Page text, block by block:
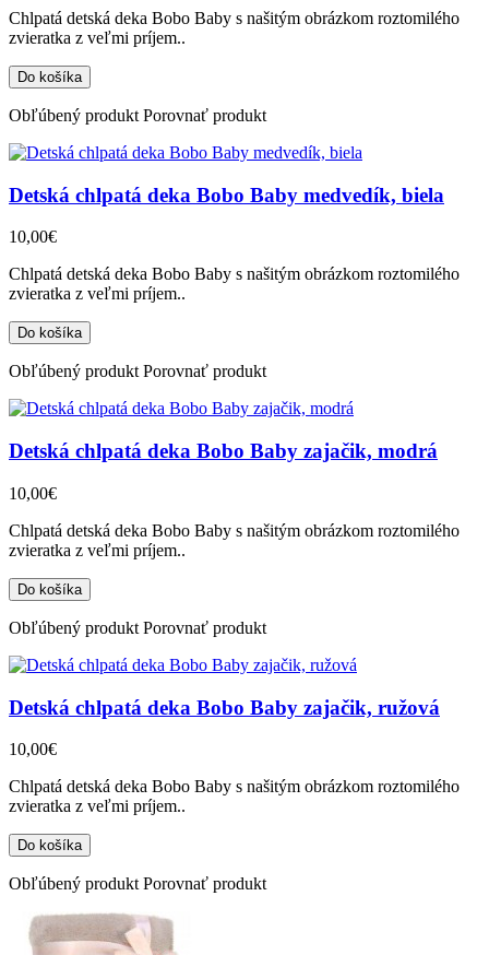
Chlpatá detská deka Bobo Baby s našitým obrázkom roztomilého
zvieratka z veľmi príjem..
Obľúbený produkt Porovnať produkt
Detská chlpatá deka Bobo Baby medvedík, biela
10,00€
Chlpatá detská deka Bobo Baby s našitým obrázkom roztomilého
zvieratka z veľmi príjem..
Obľúbený produkt Porovnať produkt
Detská chlpatá deka Bobo Baby zajačik, modrá
10,00€
Chlpatá detská deka Bobo Baby s našitým obrázkom roztomilého
zvieratka z veľmi príjem..
Obľúbený produkt Porovnať produkt
Detská chlpatá deka Bobo Baby zajačik, ružová
10,00€
Chlpatá detská deka Bobo Baby s našitým obrázkom roztomilého
zvieratka z veľmi príjem..
Obľúbený produkt Porovnať produkt